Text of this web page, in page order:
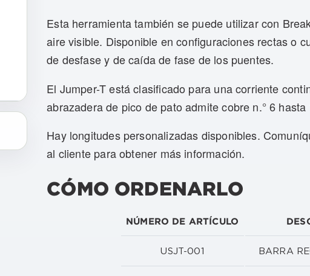
Esta herramienta también se puede utilizar con
aire visible. Disponible en configuraciones rectas o
de desfase y de caída de fase de los puentes.
El Jumper-T está clasificado para una corriente
abrazadera de pico de pato admite cobre n.° 6 hasta
Hay longitudes personalizadas disponibles.
al cliente para obtener más información.
CÓMO ORDENARLO
NÚMERO DE ARTÍCULO
USJT-001 BARRA